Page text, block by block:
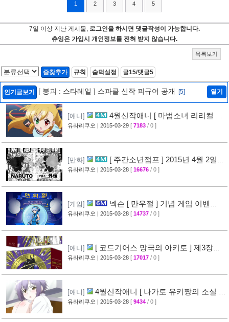
1 2 3 4 5
7일 이상 지난 게시물, 로그인을 하시면 댓글작성이 가능합니다.
츄잉은 가입시 개인정보를 전혀 받지 않습니다.
목록보기
즐찾추가 규칙 숨덕설정 글15/댓글5
인기글보기 [ 붕괴 : 스타레일 ] 스파클 신작 피규어 공개 [5] 열기
[애니]
4월신작애니 [ 마법소녀 리리컬 나
노하 ViVid ] PV 영상 공개
유라리쿠오 | 2015-03-29 [ 7183 / 0 ]
[만화]
[ 주간소년점프 ] 2015년 4월 2일
신간목록 표지공개 + [ 나루토 ] 외전만화 연재
유라리쿠오 | 2015-03-28 [ 16676 / 0 ]
[게임]
넥슨 [ 만우절 ] 기념 게임 이벤
트 [63]
유라리쿠오 | 2015-03-28 [ 14737 / 0 ]
[애니]
[ 코드기어스 망국의 아키토 ] 제3장
CM 영상 + [ 코드기어스 반역의 를르슈 ] BD-
유라리쿠오 | 2015-03-28 [ 17017 / 0 ]
[애니]
4월신작애니 [ 나가토 유키짱의 소실 ]
PV 영상 공개 [35]
유라리쿠오 | 2015-03-28 [ 9434 / 0 ]